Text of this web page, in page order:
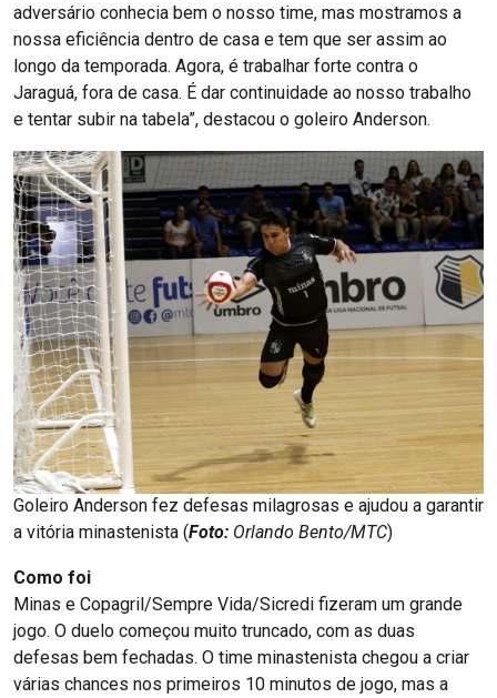
adversário conhecia bem o nosso time, mas mostramos a
nossa eficiência dentro de casa e tem que ser assim ao
longo da temporada. Agora, é trabalhar forte contra o
Jaraguá, fora de casa. É dar continuidade ao nosso trabalho
e tentar subir na tabela”, destacou o goleiro Anderson.
Goleiro Anderson fez defesas milagrosas e ajudou a garantir
a vitória minastenista (Foto: Orlando Bento/MTC)
Como foi
Minas e Copagril/Sempre Vida/Sicredi fizeram um grande
jogo. O duelo começou muito truncado, com as duas
defesas bem fechadas. O time minastenista chegou a criar
várias chances nos primeiros 10 minutos de jogo, mas a